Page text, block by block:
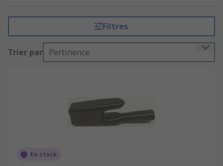
Filtres
Trier par Pertinence
En stock